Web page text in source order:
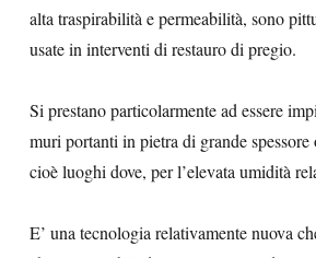
alta traspirabilità e permeabilità, sono
usate in interventi di restauro di pregio.
Si prestano particolarmente ad essere
muri portanti in pietra di grande
cioè luoghi dove, per l’elevata umidità
E’ una tecnologia relativamente nuova